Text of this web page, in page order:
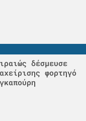
δέσμευσε
φορτηγό